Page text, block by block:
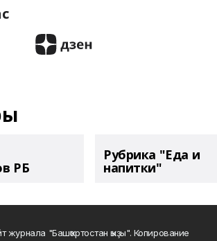
РБ
Рубрика "Еда и
напитки"
"Башҡортостан ҡыҙы". Копирование